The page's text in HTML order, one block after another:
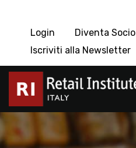
Login
Diventa Socio
Iscriviti alla Newsletter